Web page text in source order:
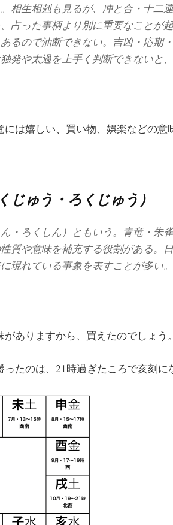
相生相剋も見るが、冲と合・十二
占った事柄より別に重要なことが
るので油断できない。吉凶・応期
発や太過を上手く判断できないと
は嬉しい、買い物、娯楽などの意
じゅう・ろくじゅう）
・ろくしん）ともいう。青竜・朱
質や意味を補充する役割がある。
現れている事象を表すことが多い。
ありますから、買えたのでしょう。
たのは、21時過ぎたころで亥刻に